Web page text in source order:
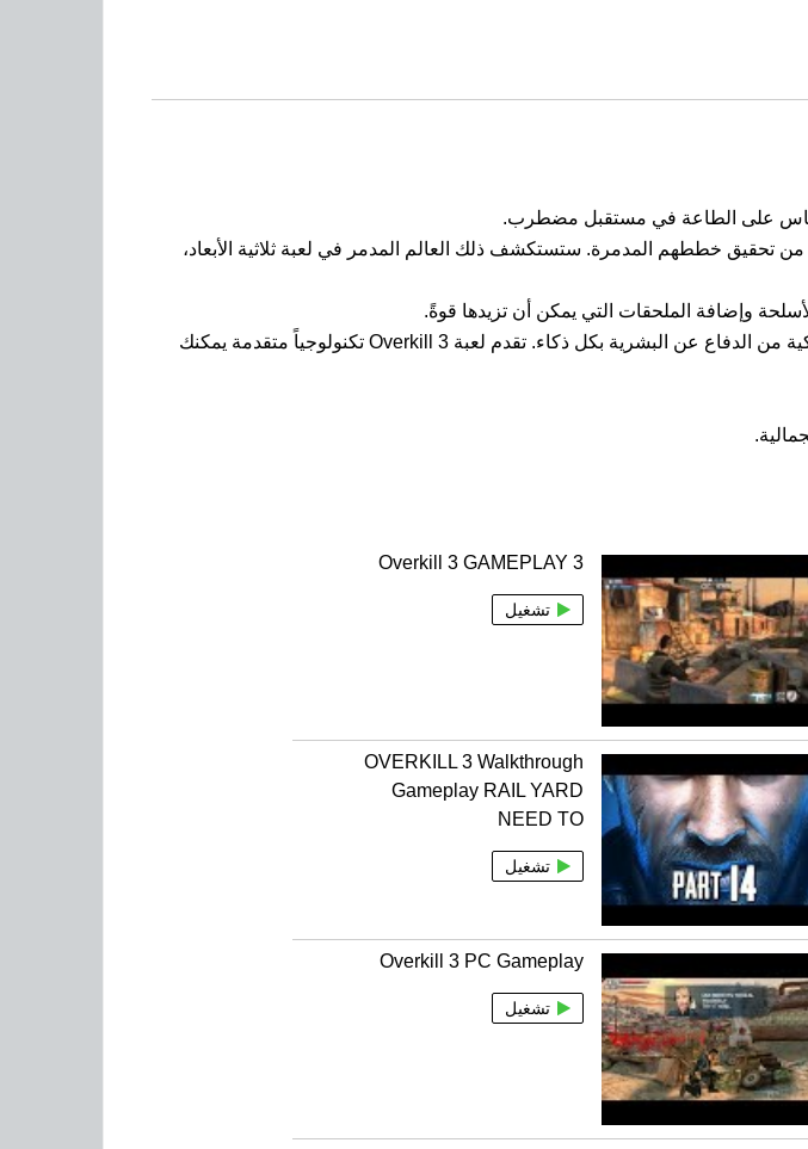
الناس على الطاعة في مستقبل مضطرب.
تحقيق خططهم المدمرة. ستستكشف ذلك العالم المدمر في لعبة ثلاثية الأبعاد،
وإضافة الملحقات التي يمكن أن تزيدها قوةً.
تتضمن Overkill 3 معارك نهائية ملحمية ومشاهد سينمائية رائعة، وتمكَّنك البدلات الذكية من الدفاع عن البشرية بكل ذكاء. تقدم لعبة Overkill 3 تكنولوجياً متقدمة يمكنك
Overkill 3 GAMEPLAY 3
تشغيل
OVERKILL 3 Walkthrough
Gameplay RAIL YARD
NEED TO
تشغيل
Overkill 3 PC Gameplay
تشغيل